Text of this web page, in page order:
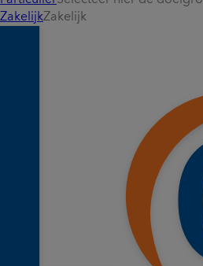
ZakelijkZakelijk